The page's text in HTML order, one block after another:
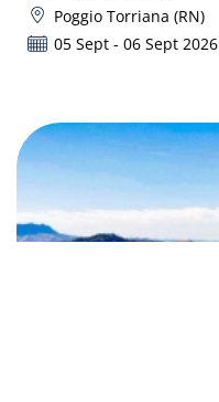
Poggio Torriana (RN)
05 Sept - 06 Sept 2026